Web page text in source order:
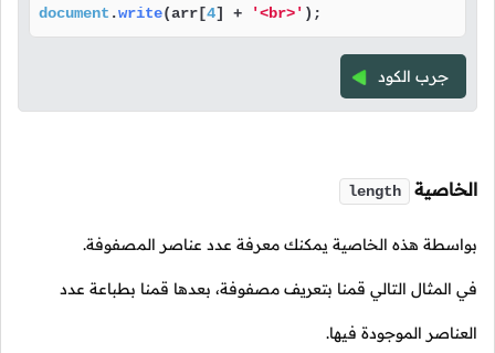
document .write(arr[4] + '<br>' );
جرب الكود
الخاصية length
بواسطة هذه الخاصية يمكنك معرفة عدد عناصر المصفوفة.
في المثال التالي قمنا بتعريف مصفوفة، بعدها قمنا بطباعة عدد
العناصر الموجودة فيها.